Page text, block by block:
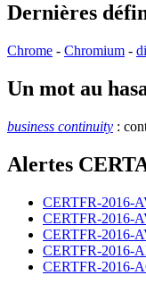
Dernières
Chrome - Chromium -
Un mot au
business continuity :
Alertes
CERTFR-2016-
CERTFR-2016-
CERTFR-2016-
CERTFR-2016-
CERTFR-2016-